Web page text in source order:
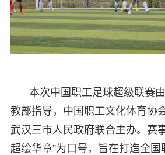
本次中国职工足球超级联赛
教部指导，中国职工文化体育协
武汉三市人民政府联合主办。赛
超绘华章”为口号，旨在打造全